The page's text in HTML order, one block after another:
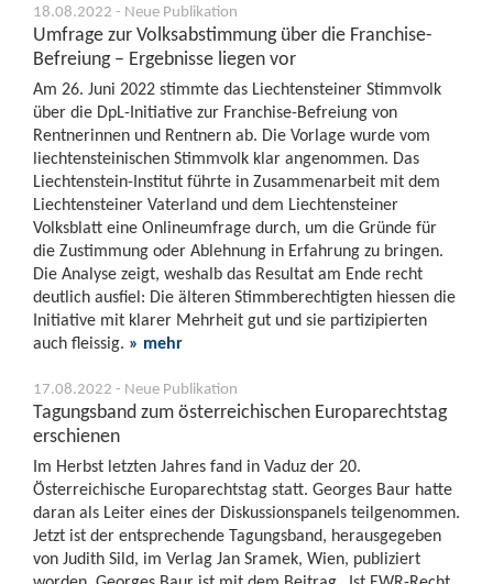
18.08.2022 - Neue Publikation
Umfrage zur Volksabstimmung über die Franchise-
Befreiung – Ergebnisse liegen vor
Am 26. Juni 2022 stimmte das Liechtensteiner Stimmvolk
über die DpL-Initiative zur Franchise-Befreiung von
Rentnerinnen und Rentnern ab. Die Vorlage wurde vom
liechtensteinischen Stimmvolk klar angenommen. Das
Liechtenstein-Institut führte in Zusammenarbeit mit dem
Liechtensteiner Vaterland und dem Liechtensteiner
Volksblatt eine Onlineumfrage durch, um die Gründe für
die Zustimmung oder Ablehnung in Erfahrung zu bringen.
Die Analyse zeigt, weshalb das Resultat am Ende recht
deutlich ausfiel: Die älteren Stimmberechtigten hiessen die
Initiative mit klarer Mehrheit gut und sie partizipierten
auch fleissig. » mehr
17.08.2022 - Neue Publikation
Tagungsband zum österreichischen Europarechtstag
erschienen
Im Herbst letzten Jahres fand in Vaduz der 20.
Österreichische Europarechtstag statt. Georges Baur hatte
daran als Leiter eines der Diskussionspanels teilgenommen.
Jetzt ist der entsprechende Tagungsband, herausgegeben
von Judith Sild, im Verlag Jan Sramek, Wien, publiziert